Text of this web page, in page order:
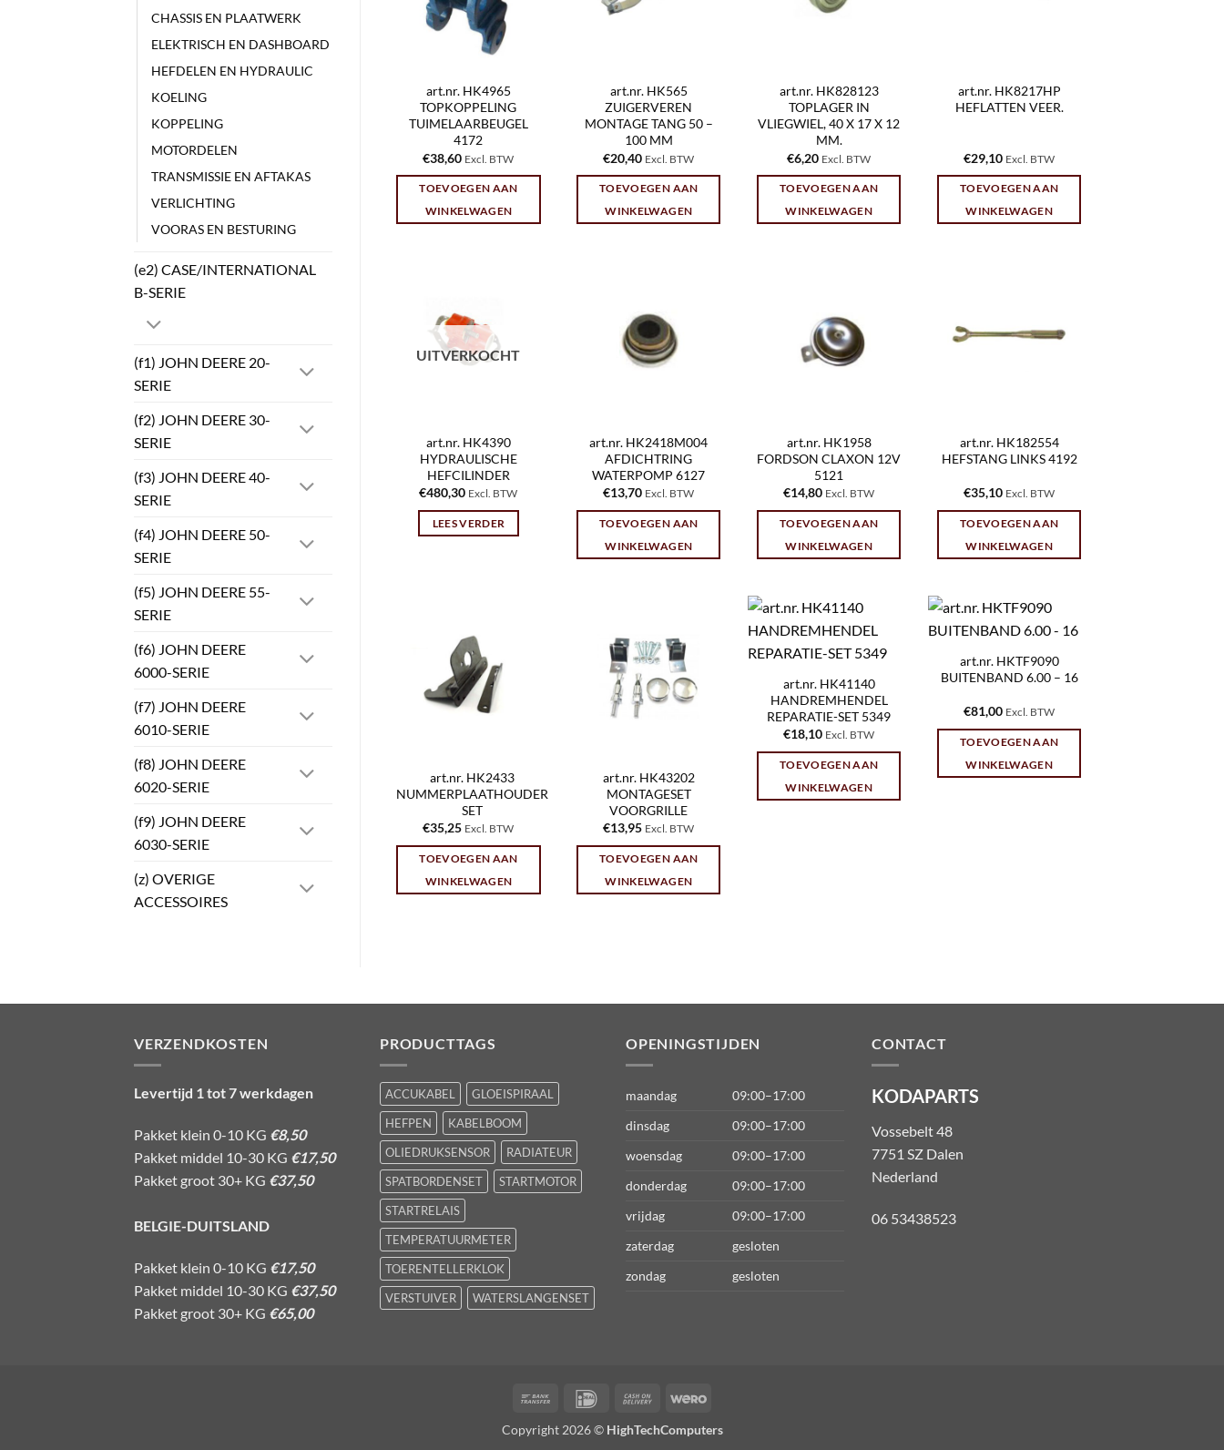
CHASSIS EN PLAATWERK
ELEKTRISCH EN DASHBOARD
HEFDELEN EN HYDRAULIC
KOELING
KOPPELING
MOTORDELEN
TRANSMISSIE EN AFTAKAS
VERLICHTING
VOORAS EN BESTURING
(e2) CASE/INTERNATIONAL
B-SERIE
(f1) JOHN DEERE 20-
SERIE
(f2) JOHN DEERE 30-
SERIE
(f3) JOHN DEERE 40-
SERIE
(f4) JOHN DEERE 50-
SERIE
(f5) JOHN DEERE 55-
SERIE
(f6) JOHN DEERE
6000-SERIE
(f7) JOHN DEERE
6010-SERIE
(f8) JOHN DEERE
6020-SERIE
(f9) JOHN DEERE
6030-SERIE
(z) OVERIGE
ACCESSOIRES
art.nr. HK4965
TOPKOPPELING
TUIMELAARBEUGEL
4172
€38,60 Excl. BTW
TOEVOEGEN AAN
WINKELWAGEN
art.nr. HK565
ZUIGERVEREN
MONTAGE TANG 50 –
100 MM
€20,40 Excl. BTW
TOEVOEGEN AAN
WINKELWAGEN
art.nr. HK828123
TOPLAGER IN
VLIEGWIEL, 40 X 17 X 12
MM.
€6,20 Excl. BTW
TOEVOEGEN AAN
WINKELWAGEN
art.nr. HK8217HP
HEFLATTEN VEER.
€29,10 Excl. BTW
TOEVOEGEN AAN
WINKELWAGEN
UITVERKOCHT
art.nr. HK4390
HYDRAULISCHE
HEFCILINDER
€480,30 Excl. BTW
LEES VERDER
art.nr. HK2418M004
AFDICHTRING
WATERPOMP 6127
€13,70 Excl. BTW
TOEVOEGEN AAN
WINKELWAGEN
art.nr. HK1958
FORDSON CLAXON 12V
5121
€14,80 Excl. BTW
TOEVOEGEN AAN
WINKELWAGEN
art.nr. HK182554
HEFSTANG LINKS 4192
€35,10 Excl. BTW
TOEVOEGEN AAN
WINKELWAGEN
art.nr. HK2433
NUMMERPLAATHOUDER
SET
€35,25 Excl. BTW
TOEVOEGEN AAN
WINKELWAGEN
art.nr. HK43202
MONTAGESET
VOORGRILLE
€13,95 Excl. BTW
TOEVOEGEN AAN
WINKELWAGEN
art.nr. HK41140
HANDREMHENDEL
REPARATIE-SET 5349
€18,10 Excl. BTW
TOEVOEGEN AAN
WINKELWAGEN
art.nr. HKTF9090
BUITENBAND 6.00 – 16
€81,00 Excl. BTW
TOEVOEGEN AAN
WINKELWAGEN
VERZENDKOSTEN
Levertijd 1 tot 7 werkdagen
Pakket klein 0-10 KG €8,50
Pakket middel 10-30 KG €17,50
Pakket groot 30+ KG €37,50
BELGIE-DUITSLAND
Pakket klein 0-10 KG €17,50
Pakket middel 10-30 KG €37,50
Pakket groot 30+ KG €65,00
PRODUCTTAGS
ACCUKABEL
GLOEISPIRAAL
HEFPEN
KABELBOOM
OLIEDRUKSENSOR
RADIATEUR
SPATBORDENSET
STARTMOTOR
STARTRELAIS
TEMPERATUURMETER
TOERENTELLERKLOK
VERSTUIVER
WATERSLANGENSET
OPENINGSTIJDEN
maandag
09:00–17:00
dinsdag
09:00–17:00
woensdag
09:00–17:00
donderdag
09:00–17:00
vrijdag
09:00–17:00
zaterdag
gesloten
zondag
gesloten
CONTACT
KODAPARTS
Vossebelt 48
7751 SZ Dalen
Nederland
06 53438523
Bank
IDeal
Cash
Delivery
Wero
Copyright 2026 © HighTechComputers